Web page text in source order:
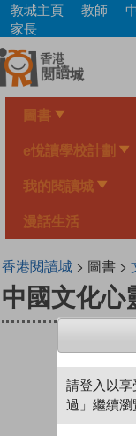
Skip
main
content
教城主頁 教師
家長
圖書
e悅讀學校計劃
我的閱讀城
漫話生活
香港閱讀城> 圖書 >
中國文化心
請登入以享
過」繼續瀏